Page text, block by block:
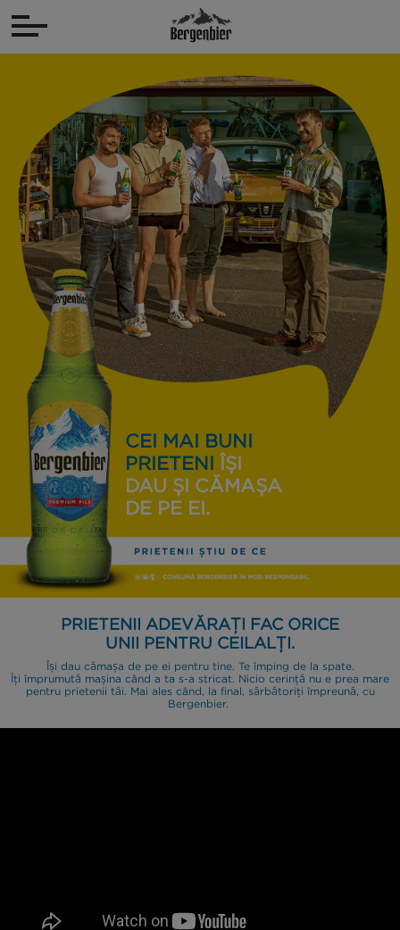
CEI MAI BUNI
PRIETENI ÎȘI
DAU ȘI CĂMAȘA
DE PE EI.
PRIETENII ADEVĂRAȚI FAC ORICE
UNII PENTRU CEILALȚI.
Își dau cămașa de pe ei pentru tine. Te împing de la spate.
Îți împrumută mașina când a ta s-a stricat. Nicio cerință nu e prea mare
pentru prietenii tăi. Mai ales când, la final, sărbătoriți împreună, cu
Bergenbier.